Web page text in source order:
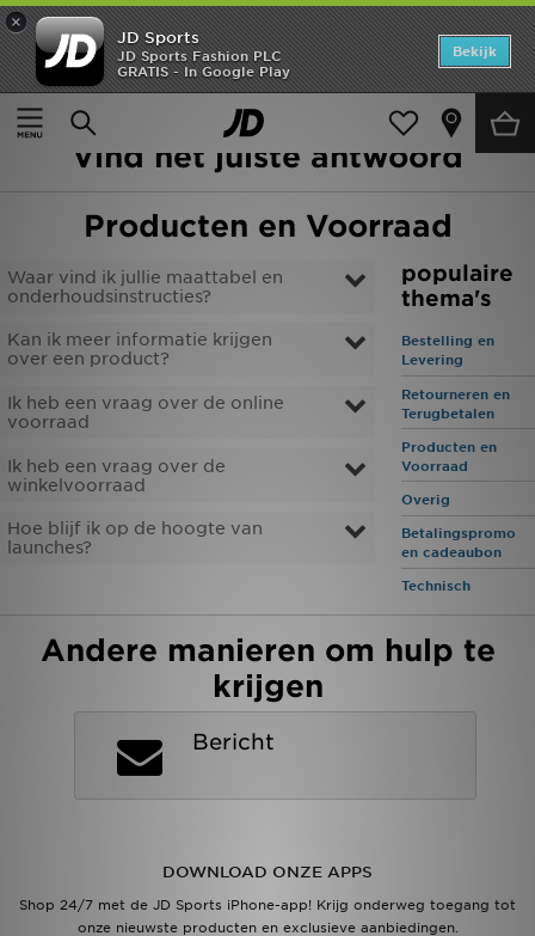
×
JD Sports
JD Sports Fashion PLC
GRATIS - In Google Play
Bekijk
Startpagina>Hulp>Producten en Voorraad
Hoe kunnen wij u helpen?
Vind het juiste antwoord
Producten en Voorraad
Waar vind ik jullie maattabel en
onderhoudsinstructies?
Kan ik meer informatie krijgen
over een product?
Ik heb een vraag over de online
voorraad
Ik heb een vraag over de
winkelvoorraad
Hoe blijf ik op de hoogte van
launches?
populaire
thema's
Bestelling en
Levering
Retourneren en
Terugbetalen
Producten en
Voorraad
Overig
Betalingspromo
en cadeaubon
Technisch
Andere manieren om hulp te
krijgen
Bericht
DOWNLOAD ONZE APPS
Shop 24/7 met de JD Sports iPhone-app! Krijg onderweg toegang tot
onze nieuwste producten en exclusieve aanbiedingen.
Home
Offers
New In
Collecties
Voetbal
Sports
Merken
Bestelling traceren
Klantenservice